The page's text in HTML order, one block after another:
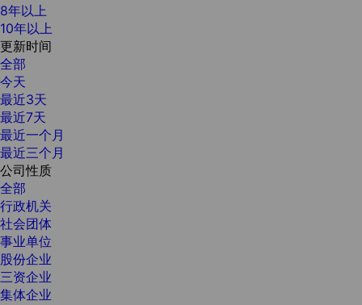
8年以上
10年以上
更新时间
全部
今天
最近3天
最近7天
最近一个月
最近三个月
公司性质
全部
行政机关
社会团体
事业单位
股份企业
三资企业
集体企业